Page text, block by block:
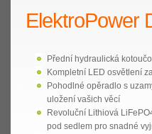
ElektroPower
Přední hydraulická
Kompletní LED osvětlení
Pohodlné opěradlo s
uložení vašich věcí
Revoluční Lithiová
pod sedlem pro snadné